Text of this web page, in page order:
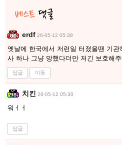
erdf 26-05-12 05:39
옛날에 한국에서 저런일 터졌을땐 기
사 하나 그냥 망했다더만 저긴 보호해주
답글 이동
치킨 26-05-12 05:30
워ㅓㅓ
답글